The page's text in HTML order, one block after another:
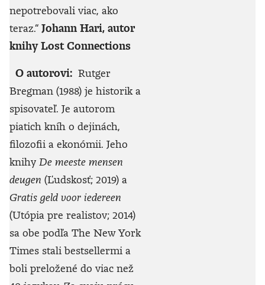
nepotrebovali viac, ako
teraz.“ Johann Hari, autor
knihy Lost Connections
O autorovi: Rutger
Bregman (1988) je historik a
spisovateľ. Je autorom
piatich kníh o dejinách,
filozofii a ekonómii. Jeho
knihy De meeste mensen
deugen (Ľudskosť; 2019) a
Gratis geld voor iedereen
(Utópia pre realistov; 2014)
sa obe podľa The New York
Times stali bestsellermi a
boli preložené do viac než